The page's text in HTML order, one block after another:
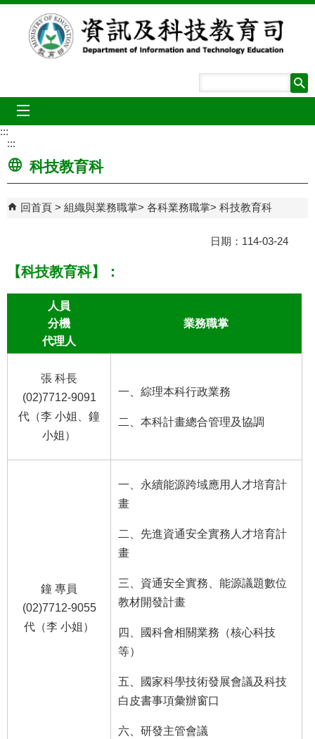
跳到主要內容區塊
:::
:::
科技教育科
回首頁 組織與業務職掌 各科業務職掌 科技教育科
日期：114-03-24
【科技教育科】：
人員
分機
代理人
業務職掌
張 科長
(02)7712-9091
代（李 小姐、鐘
小姐）
一、綜理本科行政業務
二、本科計畫總合管理及協調
鐘 專員
(02)7712-9055
代（李 小姐）
一、永續能源跨域應用人才培育計
畫
二、先進資通安全實務人才培育計
畫
三、資通安全實務、能源議題數位
教材開發計畫
四、國科會相關業務（核心科技
等）
五、國家科學技術發展會議及科技
白皮書事項彙辦窗口
六、研發主管會議